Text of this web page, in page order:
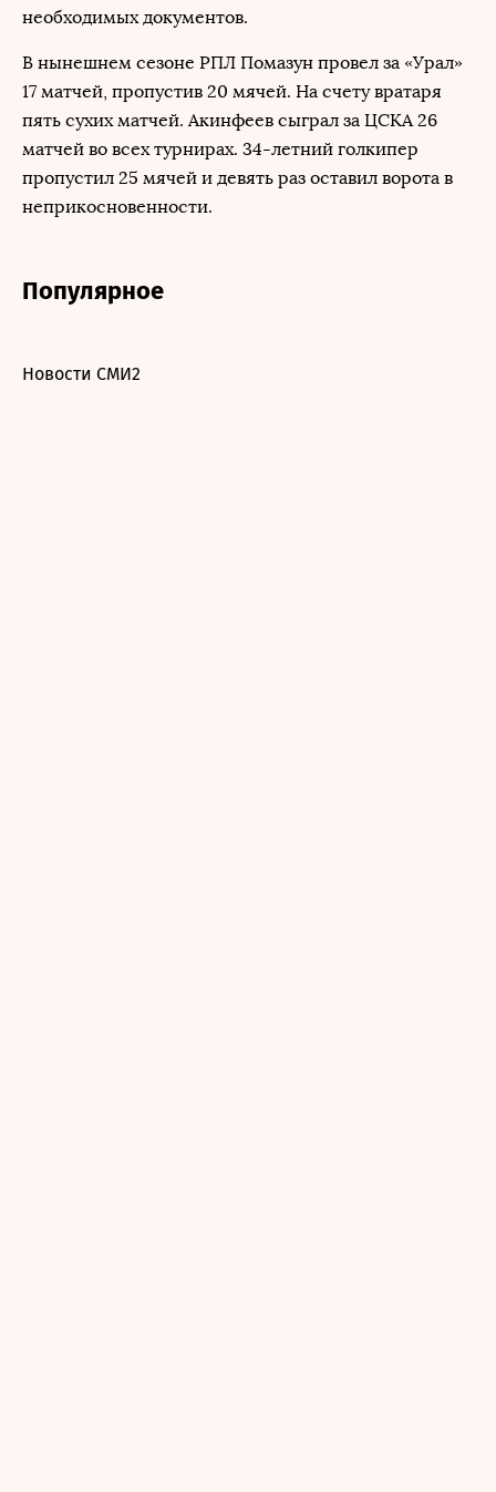
необходимых документов.
В нынешнем сезоне РПЛ Помазун провел за «Урал»
17 матчей, пропустив 20 мячей. На счету вратаря
пять сухих матчей. Акинфеев сыграл за ЦСКА 26
матчей во всех турнирах. 34-летний голкипер
пропустил 25 мячей и девять раз оставил ворота в
неприкосновенности.
Популярное
Новости СМИ2